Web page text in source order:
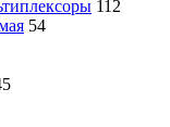
112
54